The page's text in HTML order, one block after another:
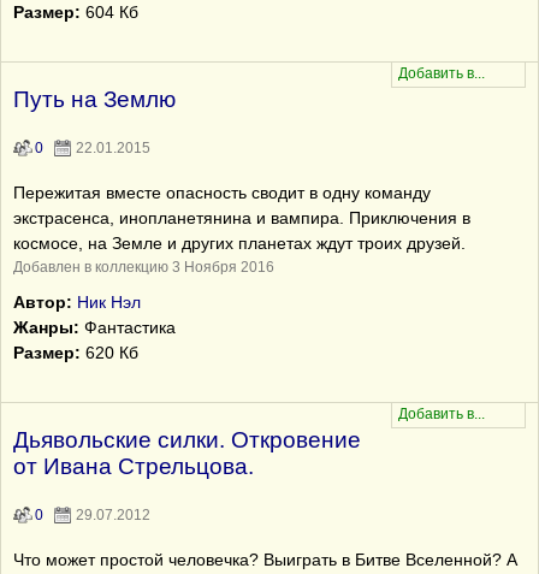
Размер: 604 Кб
Путь на Землю
0 22.01.2015
Пережитая вместе опасность сводит в одну команду
экстрасенса, инопланетянина и вампира. Приключения в
космосе, на Земле и других планетах ждут троих друзей.
Добавлен в коллекцию 3 Ноября 2016
Автор: Ник Нэл
Жанры: Фантастика
Размер: 620 Кб
Дьявольские силки. Откровение
от Ивана Стрельцова.
0 29.07.2012
Что может простой человечка? Выиграть в Битве Вселенной? А